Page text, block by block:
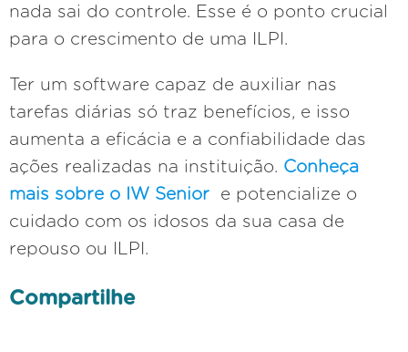
nada sai do controle. Esse é o ponto crucial
para o crescimento de uma ILPI.
Ter um software capaz de auxiliar nas
tarefas diárias só traz benefícios, e isso
aumenta a eficácia e a confiabilidade das
ações realizadas na instituição. Conheça
mais sobre o IW Senior
e potencialize o
cuidado com os idosos da sua casa de
repouso ou ILPI.
Compartilhe